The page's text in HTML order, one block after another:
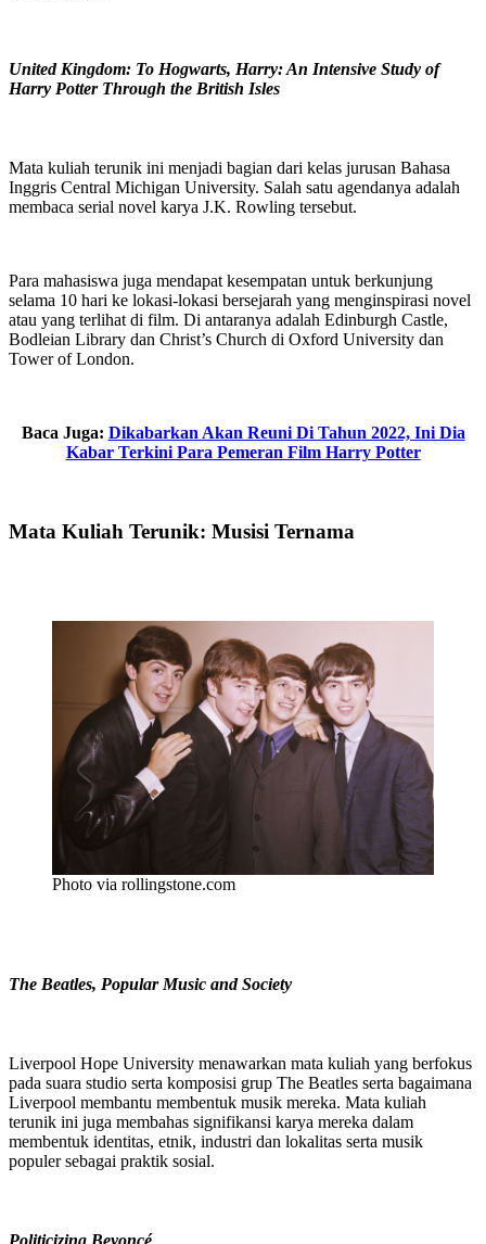
United Kingdom: To Hogwarts, Harry: An Intensive Study of
Harry Potter Through the British Isles
Mata kuliah terunik ini menjadi bagian dari kelas jurusan Bahasa
Inggris Central Michigan University. Salah satu agendanya adalah
membaca serial novel karya J.K. Rowling tersebut.
Para mahasiswa juga mendapat kesempatan untuk berkunjung
selama 10 hari ke lokasi-lokasi bersejarah yang menginspirasi novel
atau yang terlihat di film. Di antaranya adalah Edinburgh Castle,
Bodleian Library dan Christ’s Church di Oxford University dan
Tower of London.
Baca Juga: Dikabarkan Akan Reuni Di Tahun 2022, Ini Dia
Kabar Terkini Para Pemeran Film Harry Potter
Mata Kuliah Terunik: Musisi Ternama
Photo via rollingstone.com
The Beatles, Popular Music and Society
Liverpool Hope University menawarkan mata kuliah yang berfokus
pada suara studio serta komposisi grup The Beatles serta bagaimana
Liverpool membantu membentuk musik mereka. Mata kuliah
terunik ini juga membahas signifikansi karya mereka dalam
membentuk identitas, etnik, industri dan lokalitas serta musik
populer sebagai praktik sosial.